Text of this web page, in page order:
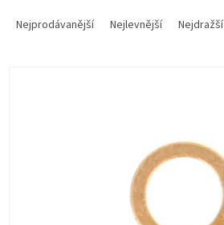
Nejprodávanější Nejlevnější Nejdražší